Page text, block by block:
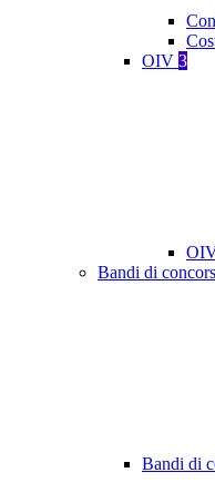
OIV 3
Bandi di
Bandi di